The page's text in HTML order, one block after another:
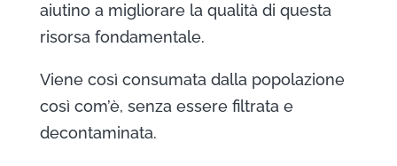
aiutino a migliorare la qualità di questa
risorsa fondamentale.
Viene così consumata dalla popolazione
così com’è, senza essere filtrata e
decontaminata.